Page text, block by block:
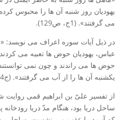
یهودیان روز شنبه آن ها را محبوس
می گرفتند». (1ج، ص129).
در ذیل آیات سوره اعراف می نویسد:
عباس، یهودیان حوض ها تعبیه می
حوض ها می راندند و چون نمی
یکشنبه آن ها را از آب می گرفتند». (ج4، ص129).
از تفسیر علیّ بن ابراهیم قمی
ساحل دریا بود، هنگام مدّ دریا